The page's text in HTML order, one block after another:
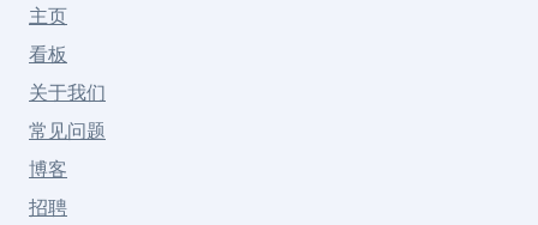
主页
看板
关于我们
常见问题
博客
招聘